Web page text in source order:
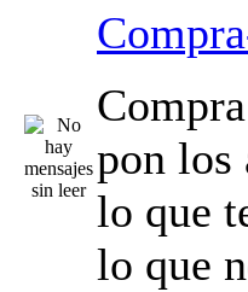
pon los
lo que
lo que